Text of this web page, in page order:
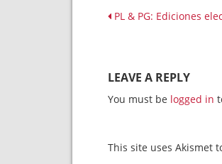
PL & PG: Ediciones
LEAVE A REPLY
You must be logged in
This site uses Akismet